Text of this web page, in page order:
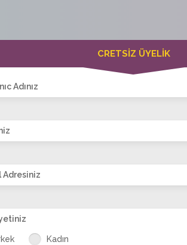
Bayanlar(400) Online Erkekler(376)
Fhri
CRETSİZ ÜYELİK
Adınız
Adresiniz
Kadın